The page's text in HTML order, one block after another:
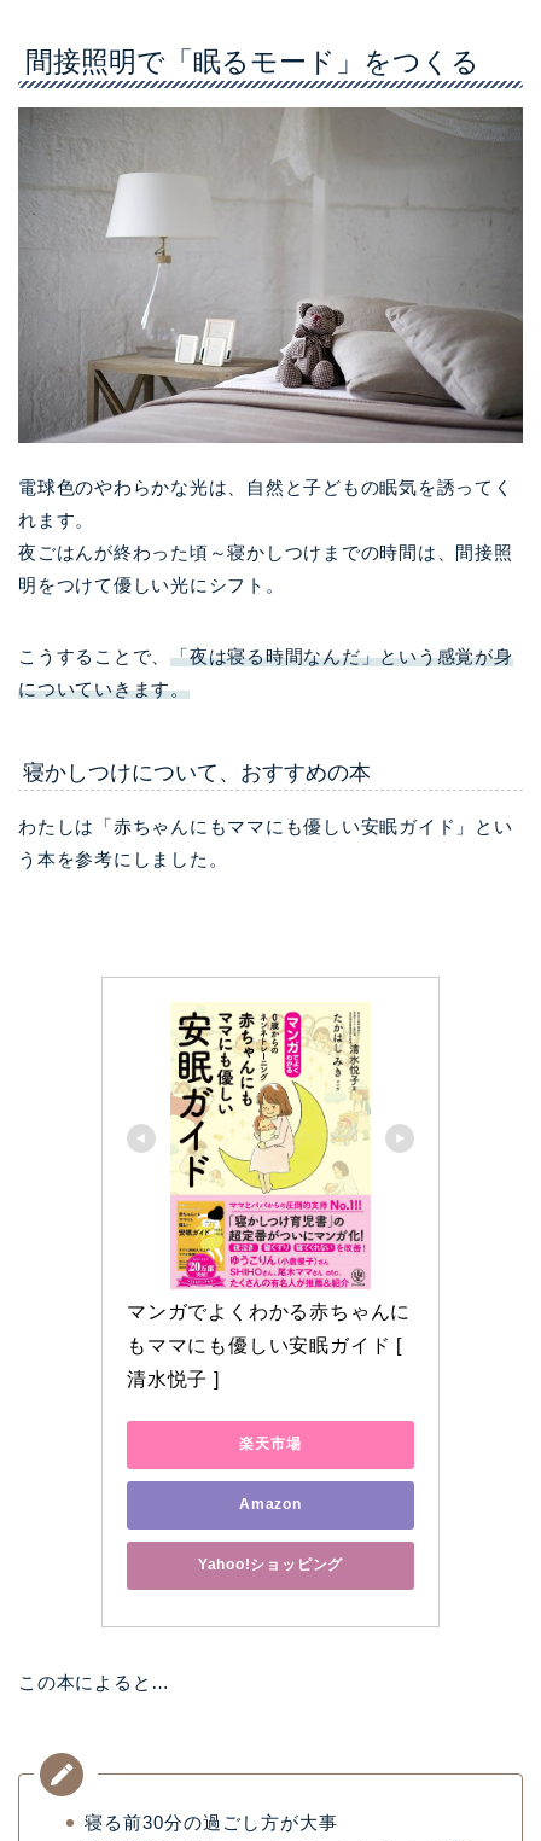
間接照明で「眠るモード」をつくる
電球色のやわらかな光は、自然と子どもの眠気を誘ってく
れます。
夜ごはんが終わった頃～寝かしつけまでの時間は、間接照
明をつけて優しい光にシフト。
こうすることで、「夜は寝る時間なんだ」という感覚が身
についていきます。
寝かしつけについて、おすすめの本
わたしは「赤ちゃんにもママにも優しい安眠ガイド」とい
う本を参考にしました。
マンガでよくわかる赤ちゃんに
もママにも優しい安眠ガイド [
清水悦子 ]
楽天市場
Amazon
Yahoo!ショッピング
この本によると…
寝る前30分の過ごし方が大事